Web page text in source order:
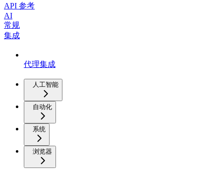
API 参考
AI
常规
集成
代理集成
人工智能
自动化
系统
浏览器